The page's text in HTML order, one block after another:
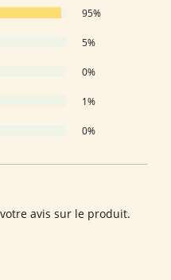
95%
5%
0%
1%
0%
avis sur le produit.